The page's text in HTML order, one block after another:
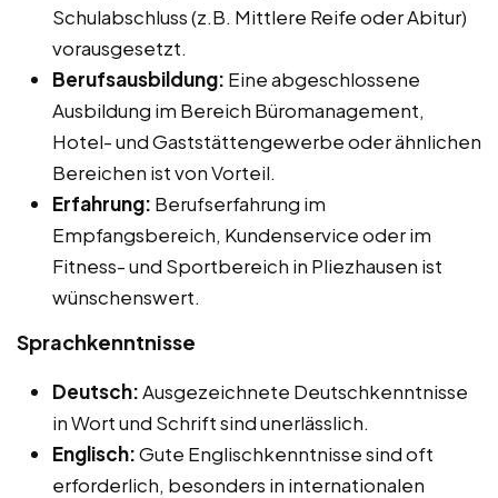
Schulabschluss (z.B. Mittlere Reife oder Abitur)
vorausgesetzt.
Berufsausbildung: Eine abgeschlossene
Ausbildung im Bereich Büromanagement,
Hotel- und Gaststättengewerbe oder ähnlichen
Bereichen ist von Vorteil.
Erfahrung: Berufserfahrung im
Empfangsbereich, Kundenservice oder im
Fitness- und Sportbereich in Pliezhausen ist
wünschenswert.
Sprachkenntnisse
Deutsch:Ausgezeichnete Deutschkenntnisse
in Wort und Schrift sind unerlässlich.
Englisch:Gute Englischkenntnisse sind oft
erforderlich, besonders in internationalen